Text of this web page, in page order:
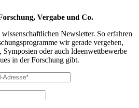
Vergabe und Co.
Newsletter. So erfahren
wir gerade vergeben,
oder auch Ideenwettbewerbe
in der Forschung gibt.